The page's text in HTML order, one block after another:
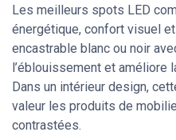
Les meilleurs spots LED
énergétique, confort visuel
encastrable blanc ou noir
l’éblouissement et améliore
Dans un intérieur design,
valeur les produits de
contrastées.